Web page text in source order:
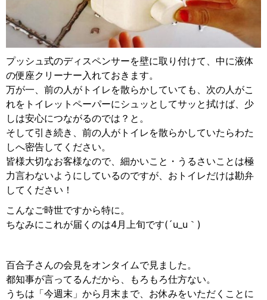
プッシュ式のディスペンサーを壁に取り付けて、中に液体
の便座クリーナー入れておきます。
万が一、前の人がトイレを散らかしていても、次の人がこ
れをトイレットペーパーにシュッとしてサッと拭けば、少
しは安心につながるのでは？と。
そして引き続き、前の人がトイレを散らかしていたらわた
しへ密告してください。
皆様大切なお客様なので、細かいこと・うるさいことは極
力言わないようにしているのですが、おトイレだけは勘弁
してください！
こんなご時世ですから特に。
ちなみにこれが届くのは4月上旬です(´u_u｀)
百合子さんの会見をオンタイムで見ました。
都知事が言ってるんだから、もろもろ仕方ない。
うちは「今週末」から月末まで、お休みをいただくことに